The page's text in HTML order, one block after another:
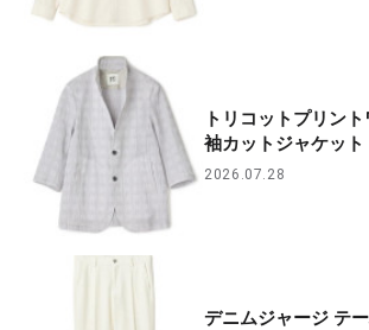
トリコットプリン
袖カットジャケット
2026.07.28
デニムジャージ テ